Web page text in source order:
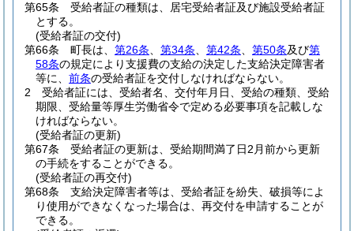
第65条
受給者証の種類は、居宅受給者証及び施設受給者証
とする。
(受給者証の交付)
第66条
町長は、 第26条 第34条 第42条 第50条及び第
58条の規定により支援費の支給の決定した支給決定障害者
等に、 前条の受給者証を交付しなければならない。
2
受給者証には、受給者名、交付年月日、受給の種類、受給
期限、受給量等厚生労働省令で定める必要事項を記載しな
ければならない。
(受給者証の更新)
第67条
受給者証の更新は、受給期間満了日2月前から更新
の手続をすることができる。
(受給者証の再交付)
第68条
支給決定障害者等は、受給者証を紛失、破損等によ
り使用ができなくなった場合は、再交付を申請することが
できる。